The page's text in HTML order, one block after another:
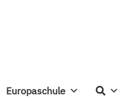
Europaschule